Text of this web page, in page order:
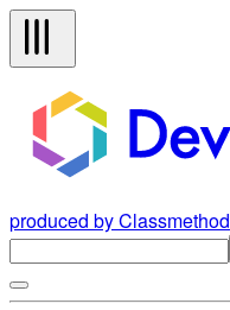
produced by Classmethod